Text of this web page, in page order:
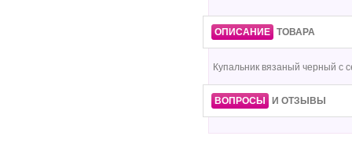
ОПИСАНИЕ ТОВАРА
Купальник вязаный черный с
ВОПРОСЫ И ОТЗЫВЫ